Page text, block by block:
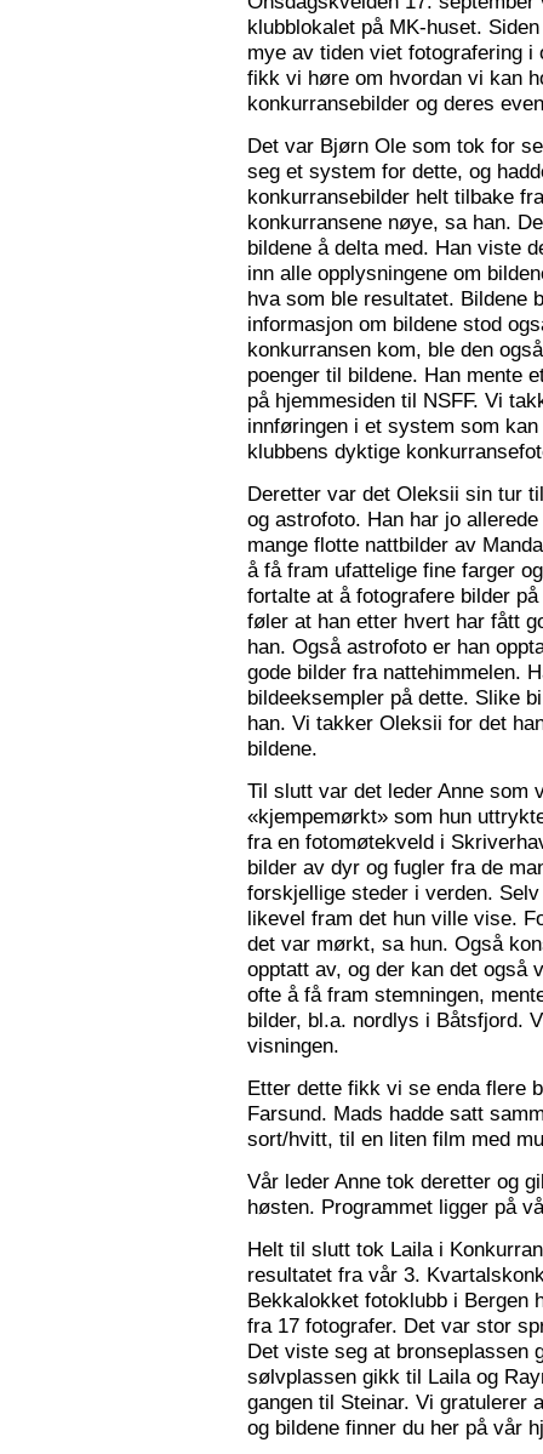
klubblokalet på MK-huset.
mye av tiden viet fotografering
fikk vi høre om hvordan vi kan
konkurransebilder og deres
Det var Bjørn Ole som tok for
seg et system for dette, og
konkurransebilder helt tilbake
konkurransene nøye, sa han.
bildene å delta med. Han viste
inn alle opplysningene om
hva som ble resultatet. Bildene
informasjon om bildene stod
konkurransen kom, ble den
poenger til bildene. Han mente
på hjemmesiden til NSFF. Vi
innføringen i et system som
klubbens dyktige
Deretter var det Oleksii sin tur
og astrofoto. Han har jo
mange flotte nattbilder av
å få fram ufattelige fine farger
fortalte at å fotografere bilder
føler at han etter hvert har fått
han. Også astrofoto er han
gode bilder fra nattehimmelen.
bildeeksempler på dette. Slike
han. Vi takker Oleksii for det
bildene.
Til slutt var det leder Anne som
«kjempemørkt» som hun
fra en fotomøtekveld i
bilder av dyr og fugler fra de
forskjellige steder i verden.
likevel fram det hun ville vise.
det var mørkt, sa hun. Også
opptatt av, og der kan det
ofte å få fram stemningen,
bilder, bl.a. nordlys i Båtsfjord.
visningen.
Etter dette fikk vi se enda flere
Farsund. Mads hadde satt
sort/hvitt, til en liten film med
Vår leder Anne tok deretter og
høsten. Programmet ligger på
Helt til slutt tok Laila i
resultatet fra vår 3.
Bekkalokket fotoklubb i
fra 17 fotografer. Det var stor
Det viste seg at bronseplassen
sølvplassen gikk til Laila og
gangen til Steinar. Vi gratulerer
og bildene finner du her på vår